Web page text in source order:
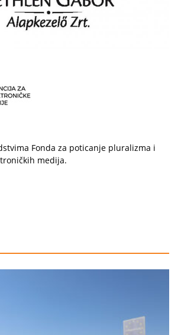
Fonda za poticanje pluralizma i
medija.